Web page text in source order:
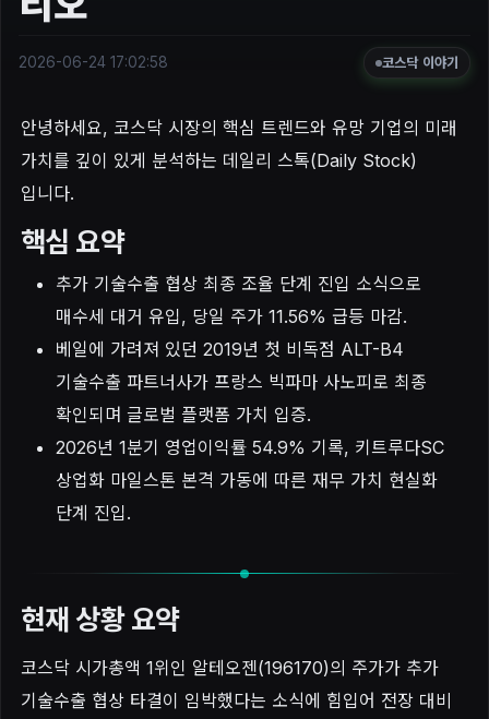
2026-06-24 17:02:58 코스닥 이야기
안녕하세요, 코스닥 시장의 핵심 트렌드와 유망 기업의 미래
가치를 깊이 있게 분석하는 데일리 스톡(Daily Stock)
입니다.
핵심 요약
추가 기술수출 협상 최종 조율 단계 진입 소식으로
매수세 대거 유입, 당일 주가 11.56% 급등 마감.
베일에 가려져 있던 2019년 첫 비독점 ALT-B4
기술수출 파트너사가 프랑스 빅파마 사노피로 최종
확인되며 글로벌 플랫폼 가치 입증.
2026년 1분기 영업이익률 54.9% 기록, 키트루다SC
상업화 마일스톤 본격 가동에 따른 재무 가치 현실화
단계 진입.
현재 상황 요약
코스닥 시가총액 1위인 알테오젠(196170)의 주가가 추가
기술수출 협상 타결이 임박했다는 소식에 힘입어 전장 대비